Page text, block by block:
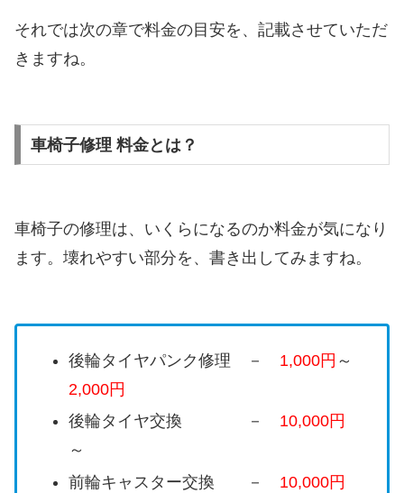
それでは次の章で料金の目安を、記載させていただ
きますね。
車椅子修理 料金とは？
車椅子の修理は、いくらになるのか料金が気になり
ます。壊れやすい部分を、書き出してみますね。
後輪タイヤパンク修理 － 1,000円 ～
2,000円
後輪タイヤ交換 － 10,000円
～
前輪キャスター交換 － 10,000円